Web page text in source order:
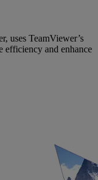
uses TeamViewer’s
efficiency and enhance